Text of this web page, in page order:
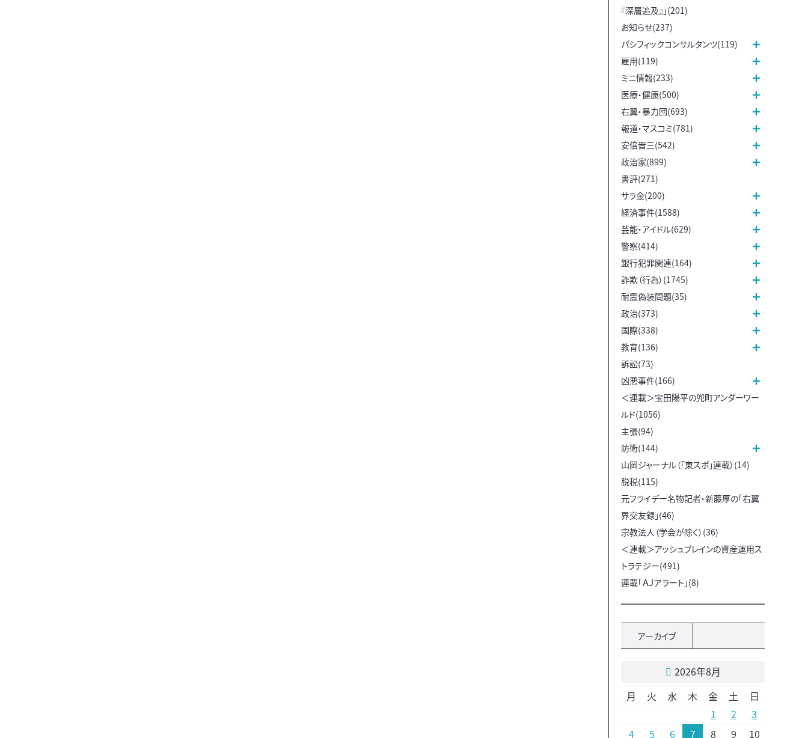
『深層追及』」(201)
お知らせ(237)
パシフィックコンサルタンツ(119)
雇用(119)
ミニ情報(233)
医療・健康(500)
右翼・暴力団(693)
報道・マスコミ(781)
安倍晋三(542)
政治家(899)
書評(271)
サラ金(200)
経済事件(1588)
芸能・アイドル(629)
警察(414)
銀行犯罪関連(164)
詐欺（行為）(1745)
耐震偽装問題(35)
政治(373)
国際(338)
教育(136)
訴訟(73)
凶悪事件(166)
＜連載＞宝田陽平の兜町アンダーワー
ルド(1056)
主張(94)
防衛(144)
山岡ジャーナル（「東スポ」連載）(14)
脱税(115)
元フライデー名物記者・新藤厚の「右翼
界交友録」(46)
宗教法人（学会が除く）(36)
＜連載＞アッシュブレインの資産運用ス
トラテジー(491)
連載「ＡＪアラート」(8)
アーカイブ
2026年8月
月
火 水 木 金 土
日
1
2
3
4
5 6 7 8 9 10